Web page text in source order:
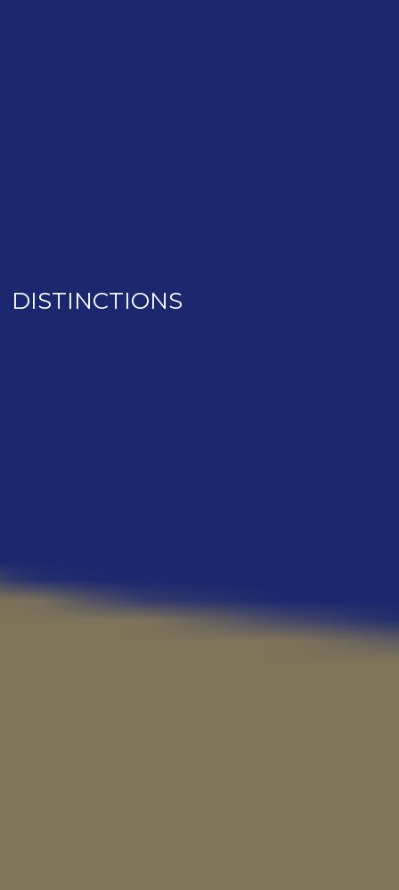
DISTINCTIONS